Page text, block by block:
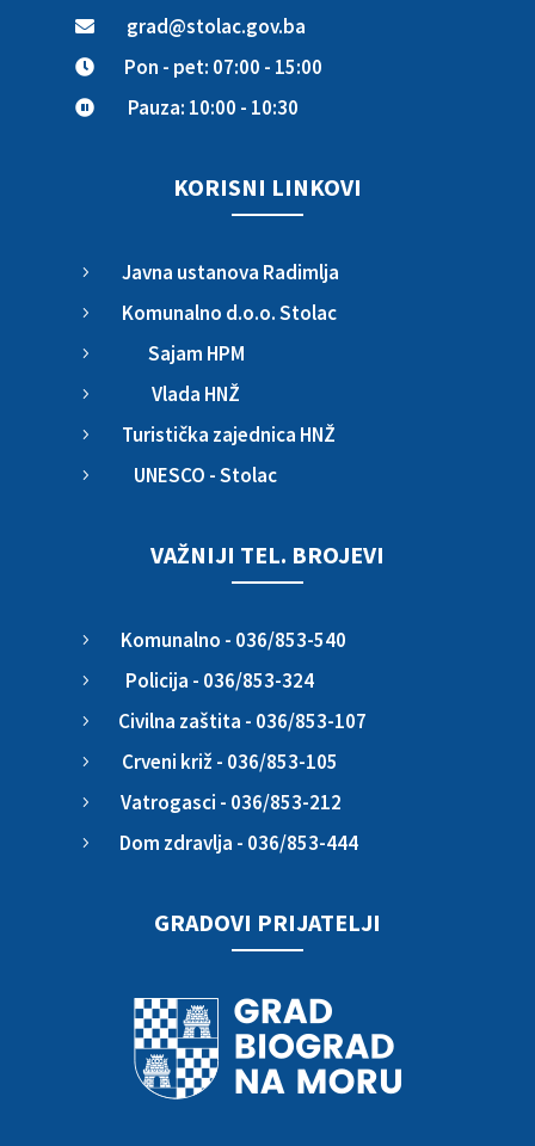
 grad@stolac.gov.ba
 Pon - pet: 07:00 - 15:00
 Pauza: 10:00 - 10:30
KORISNI LINKOVI
5 Javna ustanova Radimlja
5 Komunalno d.o.o. Stolac
5 Sajam HPM
5 Vlada HNŽ
5 Turistička zajednica HNŽ
5 UNESCO - Stolac
VAŽNIJI TEL. BROJEVI
5 Komunalno - 036/853-540
5 Policija - 036/853-324
5 Civilna zaštita - 036/853-107
5 Crveni križ - 036/853-105
5 Vatrogasci - 036/853-212
5 Dom zdravlja - 036/853-444
GRADOVI PRIJATELJI